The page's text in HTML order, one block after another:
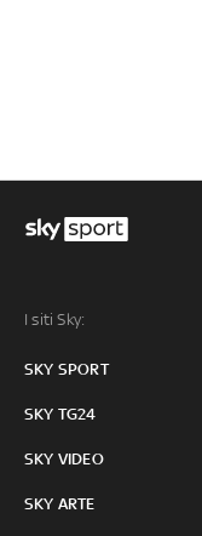
I siti Sky:
SKY SPORT
SKY TG24
SKY VIDEO
SKY ARTE